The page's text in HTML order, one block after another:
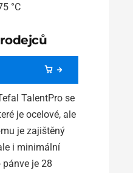
°C
TalentPro se
je ocelové, ale
je zajištěný
i minimální
je 28